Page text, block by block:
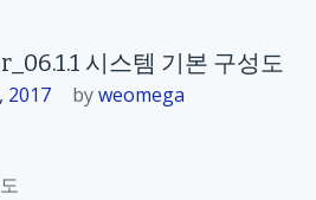
시스템 기본 구성도
2017 byweomega